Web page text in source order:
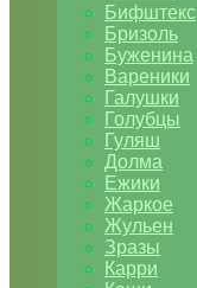
Бифштекс
Бризоль
Буженина
Вареники
Галушки
Голубцы
Гуляш
Долма
Ежики
Жаркое
Жульен
Зразы
Карри